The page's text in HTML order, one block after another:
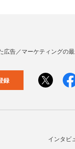
広告／マーケティングの
録
インタビ